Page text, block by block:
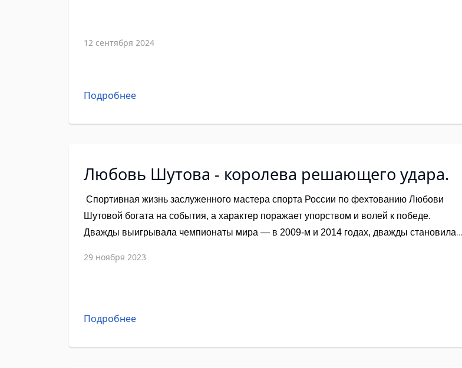
12 сентября 2024
Подробнее
Любовь Шутова - королева решающего удара.
Спортивная жизнь заслуженного мастера спорта России по фехтованию Любови
Шутовой богата на события, а характер поражает упорством и волей к победе.
Дважды выигрывала чемпионаты мира — в 2009-м и 2014 годах, дважды становилась
Олимпийских играх — в 2008 году в Пекине, в 2012 году в Лондоне, в 2016 году
котором ежегодно участвуют юные спортсмены из разных регионов Сибирского
ринг-анонсером, воспитывает двоих детей: 13-летнюю Анастасию и 6-летнего
29 ноября 2023
Подробнее